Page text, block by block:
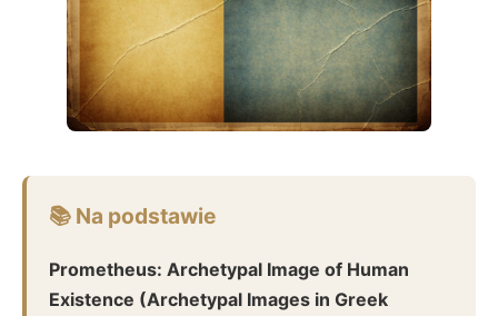
📚 Na podstawie
Prometheus: Archetypal Image of Human
Existence (Archetypal Images in Greek